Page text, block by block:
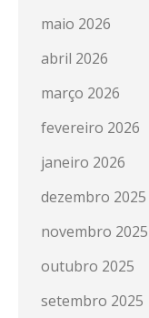
maio 2026
abril 2026
março 2026
fevereiro 2026
janeiro 2026
dezembro 2025
novembro 2025
outubro 2025
setembro 2025